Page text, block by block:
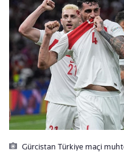
Gürcistan Türkiye maçi